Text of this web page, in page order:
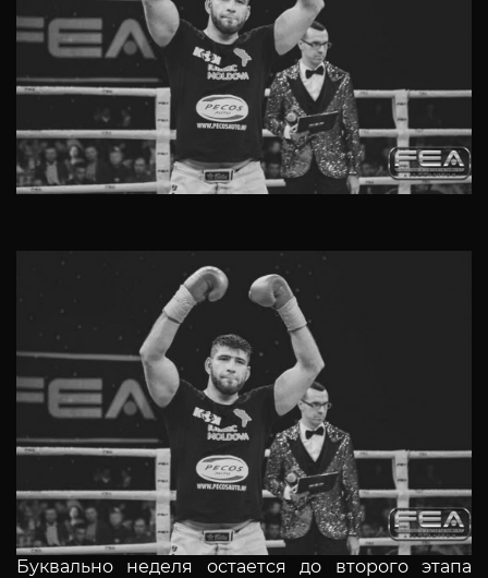
Буквально неделя остается до второго этапа